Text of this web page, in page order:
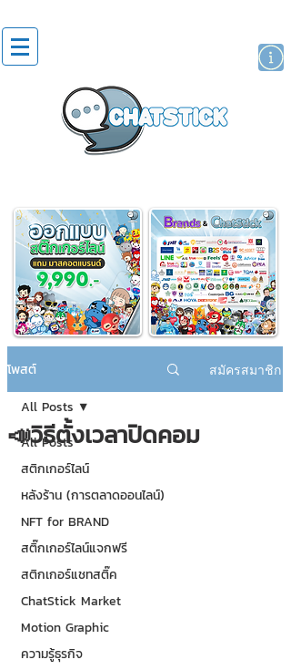
โพสต์ สมัครสมาชิก
All Posts
สติกเกอร์ไลน์
หลังร้าน (การตลาดออนไลน์)
NFT for BRAND
สติ๊กเกอร์ไลน์แจกฟรี
สติกเกอร์แชทสติ๊ค
ChatStick Market
Motion Graphic
ความรู้ธุรกิจ
All Posts
📣วิธีตั้งเวลาปิดคอม